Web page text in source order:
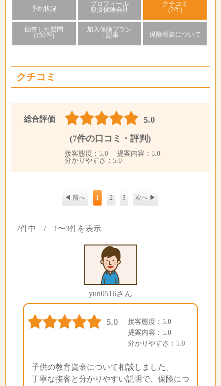
予約状況
プロフィール
取扱保険会社
クチコミ
(7件)
回答した質問
(150件)
加入保険プラン
・記事
保険相談について
クチコミ
総合評価
5.0
(7件の口コミ・評判)
接客態度：5.0 提案内容：5.0
分かりやすさ：5.0
◀ 前へ 1 2 3 次へ ▶
7件中 / 1〜3件を表示
yun0516さん
5.0
接客態度：5.0
提案内容：5.0
分かりやすさ：5.0
子供の教育資金について相談しました。
丁寧な接客と分かりやすい説明で、保険につ